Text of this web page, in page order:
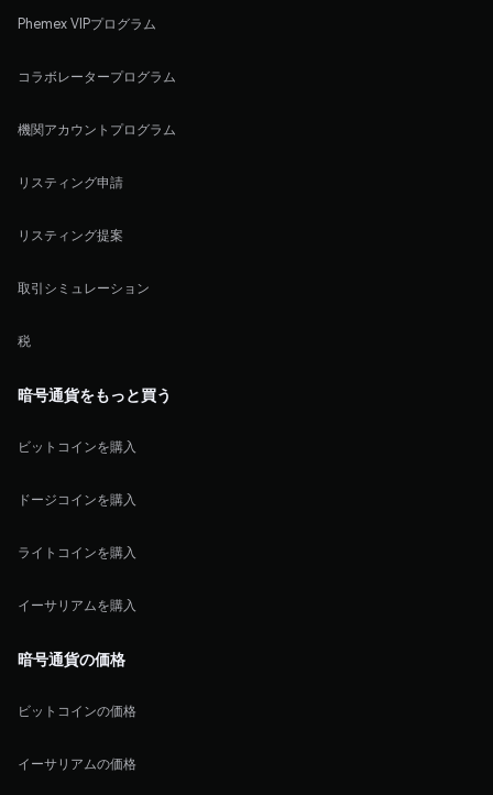
Phemex VIPプログラム
コラボレータープログラム
機関アカウントプログラム
リスティング申請
リスティング提案
取引シミュレーション
税
暗号通貨をもっと買う
ビットコインを購入
ドージコインを購入
ライトコインを購入
イーサリアムを購入
暗号通貨の価格
ビットコインの価格
イーサリアムの価格